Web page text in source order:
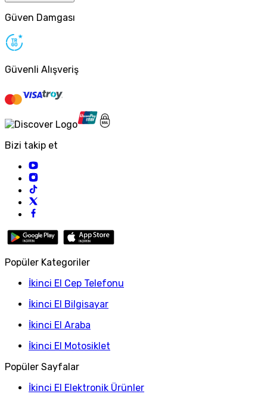
Güven Damgası
Güvenli Alışveriş
Bizi takip et
Popüler Kategoriler
İkinci El Cep Telefonu
İkinci El Bilgisayar
İkinci El Araba
İkinci El Motosiklet
Popüler Sayfalar
İkinci El Elektronik Ürünler